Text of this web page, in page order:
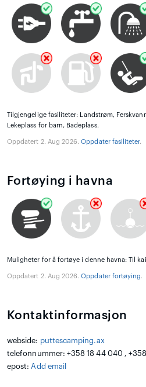
Tilgjengelige fasiliteter: Landstrøm,
Lekeplass for barn, Badeplass.
Oppdatert 2. Aug 2026.Oppdater fasiliteter.
Fortøying i havna
Muligheter for å fortøye i denne havna: Til
Oppdatert 2. Aug 2026.Oppdater fortøying.
Kontaktinformasjon
webside: puttescamping.ax
telefonnummer: +358 18 44 040 ,
epost: Add email